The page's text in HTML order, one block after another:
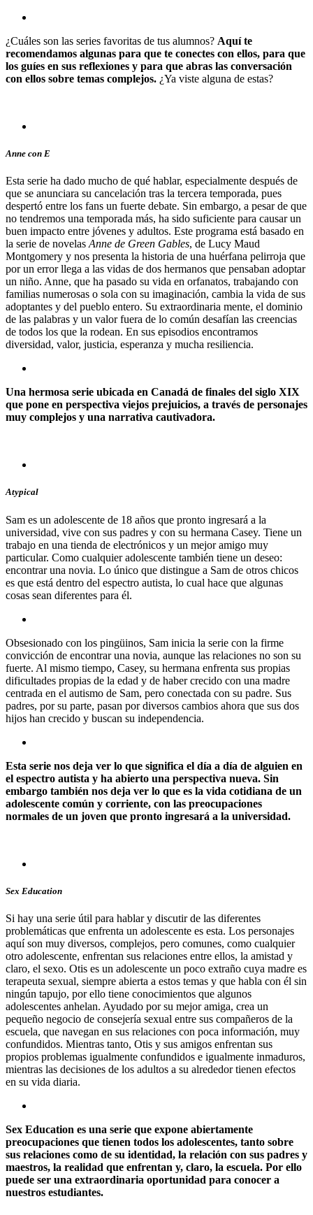
¿Cuáles son las series favoritas de tus alumnos? Aquí te
recomendamos algunas para que te conectes con ellos, para que
los guíes en sus reflexiones y para que abras las conversación
con ellos sobre temas complejos. ¿Ya viste alguna de estas?
Anne con E
Esta serie ha dado mucho de qué hablar, especialmente después de
que se anunciara su cancelación tras la tercera temporada, pues
despertó entre los fans un fuerte debate. Sin embargo, a pesar de que
no tendremos una temporada más, ha sido suficiente para causar un
buen impacto entre jóvenes y adultos. Este programa está basado en
la serie de novelas Anne de Green Gables, de Lucy Maud
Montgomery y nos presenta la historia de una huérfana pelirroja que
por un error llega a las vidas de dos hermanos que pensaban adoptar
un niño. Anne, que ha pasado su vida en orfanatos, trabajando con
familias numerosas o sola con su imaginación, cambia la vida de sus
adoptantes y del pueblo entero. Su extraordinaria mente, el dominio
de las palabras y un valor fuera de lo común desafían las creencias
de todos los que la rodean. En sus episodios encontramos
diversidad, valor, justicia, esperanza y mucha resiliencia.
Una hermosa serie ubicada en Canadá de finales del siglo XIX
que pone en perspectiva viejos prejuicios, a través de personajes
muy complejos y una narrativa cautivadora.
Atypical
Sam es un adolescente de 18 años que pronto ingresará a la
universidad, vive con sus padres y con su hermana Casey. Tiene un
trabajo en una tienda de electrónicos y un mejor amigo muy
particular. Como cualquier adolescente también tiene un deseo:
encontrar una novia. Lo único que distingue a Sam de otros chicos
es que está dentro del espectro autista, lo cual hace que algunas
cosas sean diferentes para él.
Obsesionado con los pingüinos, Sam inicia la serie con la firme
convicción de encontrar una novia, aunque las relaciones no son su
fuerte. Al mismo tiempo, Casey, su hermana enfrenta sus propias
dificultades propias de la edad y de haber crecido con una madre
centrada en el autismo de Sam, pero conectada con su padre. Sus
padres, por su parte, pasan por diversos cambios ahora que sus dos
hijos han crecido y buscan su independencia.
Esta serie nos deja ver lo que significa el día a día de alguien en
el espectro autista y ha abierto una perspectiva nueva. Sin
embargo también nos deja ver lo que es la vida cotidiana de un
adolescente común y corriente, con las preocupaciones
normales de un joven que pronto ingresará a la universidad.
Sex Education
Si hay una serie útil para hablar y discutir de las diferentes
problemáticas que enfrenta un adolescente es esta. Los personajes
aquí son muy diversos, complejos, pero comunes, como cualquier
otro adolescente, enfrentan sus relaciones entre ellos, la amistad y
claro, el sexo. Otis es un adolescente un poco extraño cuya madre es
terapeuta sexual, siempre abierta a estos temas y que habla con él sin
ningún tapujo, por ello tiene conocimientos que algunos
adolescentes anhelan. Ayudado por su mejor amiga, crea un
pequeño negocio de consejería sexual entre sus compañeros de la
escuela, que navegan en sus relaciones con poca información, muy
confundidos. Mientras tanto, Otis y sus amigos enfrentan sus
propios problemas igualmente confundidos e igualmente inmaduros,
mientras las decisiones de los adultos a su alrededor tienen efectos
en su vida diaria.
Sex Education es una serie que expone abiertamente
preocupaciones que tienen todos los adolescentes, tanto sobre
sus relaciones como de su identidad, la relación con sus padres y
maestros, la realidad que enfrentan y, claro, la escuela. Por ello
puede ser una extraordinaria oportunidad para conocer a
nuestros estudiantes.